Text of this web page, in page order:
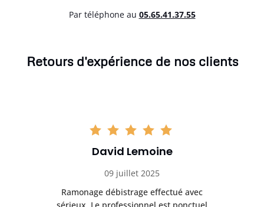
Par téléphone au 05.65.41.37.55
Retours d'expérience de nos clients
David Lemoine
09 juillet 2025
Ramonage débistrage effectué avec
sérieux. Le professionnel est ponctuel